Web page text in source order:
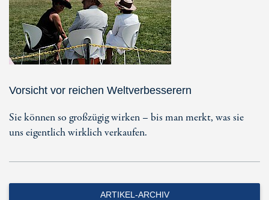
Vorsicht vor reichen Weltverbesserern
Sie können so großzügig wirken – bis man merkt, was sie
uns eigentlich wirklich verkaufen.
ARTIKEL-ARCHIV